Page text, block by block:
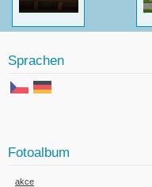
Sprachen
Fotoalbum
akce